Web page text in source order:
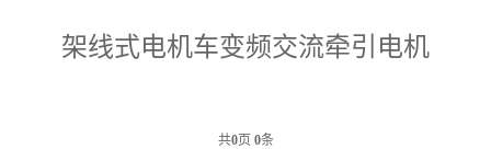
架线式电机车变频交流牵引电机
共0页 0条